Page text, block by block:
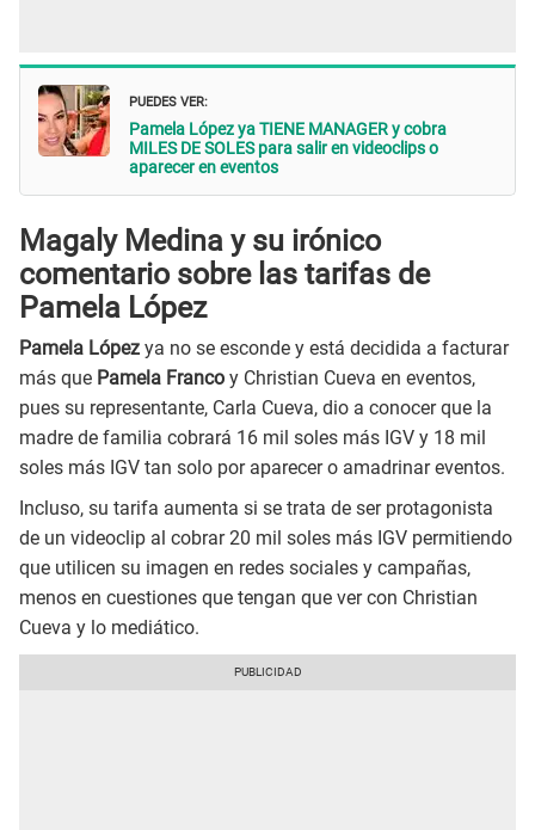
PUEDES VER:
Pamela López ya TIENE MANAGER y cobra
MILES DE SOLES para salir en videoclips o
aparecer en eventos
Magaly Medina y su irónico
comentario sobre las tarifas de
Pamela López
Pamela López ya no se esconde y está decidida a facturar
más que Pamela Franco y Christian Cueva en eventos,
pues su representante, Carla Cueva, dio a conocer que la
madre de familia cobrará 16 mil soles más IGV y 18 mil
soles más IGV tan solo por aparecer o amadrinar eventos.
Incluso, su tarifa aumenta si se trata de ser protagonista
de un videoclip al cobrar 20 mil soles más IGV permitiendo
que utilicen su imagen en redes sociales y campañas,
menos en cuestiones que tengan que ver con Christian
Cueva y lo mediático.